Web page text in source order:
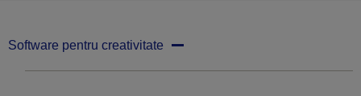
Software pentru creativitate